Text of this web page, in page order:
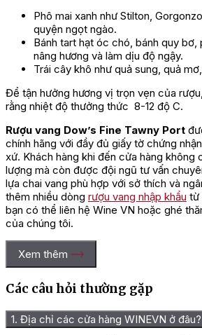
Phô mai xanh như Stilton,
quyện ngọt ngào.
Bánh tart hạt óc chó, bánh quy bơ,
nâng hương và làm dịu độ ngậy.
Trái cây khô như quả sung, quả
Để tận hưởng hương vị trọn vẹn của
rằng nhiệt độ thưởng thức 8-12 độ C.
Rượu vang Dow’s Fine Tawny Port
chính hãng với đầy đủ giấy tờ chứng
xứ. Khách hàng khi đến cửa hàng không
lượng mà còn được đội ngũ tư vấn
lựa chai vang phù hợp với sở thích và
thêm nhiều dòng rượu vang nhập khẩu từ
bạn có thể liên hệ Wine VN hoặc ghé
của chúng tôi.
Xem thêm
Các câu hỏi thường gặp
1. Địa chỉ các cửa hàng WINEVN ở đâu?